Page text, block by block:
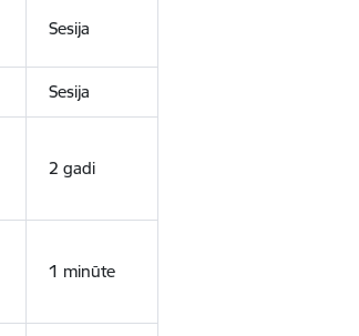
Sesija
Sesija
2 gadi
1 minūte